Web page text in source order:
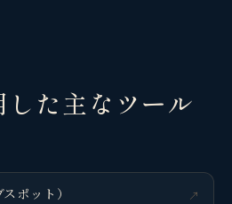
した主なツール
ポット） ↗